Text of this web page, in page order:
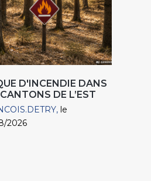
D'INCENDIE DANS
DE L’EST
le
2026